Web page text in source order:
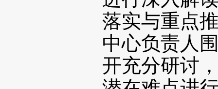
落实与重点
中心负责人
开充分研讨